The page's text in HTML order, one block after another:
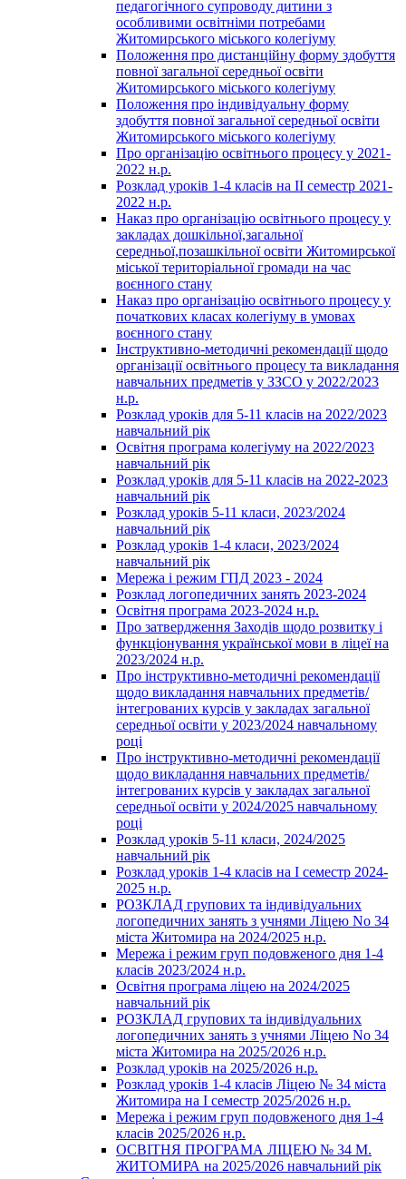
педагогічного супроводу дитини з
особливими освітніми потребами
Житомирського міського колегіуму
Положення про дистанційну форму здобуття
повної загальної середньої освіти
Житомирського міського колегіуму
Положення про індивідуальну форму
здобуття повної загальної середньої освіти
Житомирського міського колегіуму
Про організацію освітнього процесу у 2021-
2022 н.р.
Розклад уроків 1-4 класів на ІІ семестр 2021-
2022 н.р.
Наказ про організацію освітнього процесу у
закладах дошкільної,загальної
середньої,позашкільної освіти Житомирської
міської територіальної громади на час
воєнного стану
Наказ про організацію освітнього процесу у
початкових класах колегіуму в умовах
воєнного стану
Інструктивно-методичні рекомендації щодо
організації освітнього процесу та викладання
навчальних предметів у ЗЗСО у 2022/2023
н.р.
Розклад уроків для 5-11 класів на 2022/2023
навчальний рік
Освітня програма колегіуму на 2022/2023
навчальний рік
Розклад уроків для 5-11 класів на 2022-2023
навчальний рік
Розклад уроків 5-11 класи, 2023/2024
навчальний рік
Розклад уроків 1-4 класи, 2023/2024
навчальний рік
Мережа і режим ГПД 2023 - 2024
Розклад логопедичних занять 2023-2024
Освітня програма 2023-2024 н.р.
Про затвердження Заходів щодо розвитку і
функціонування української мови в ліцеї на
2023/2024 н.р.
Про інструктивно-методичні рекомендації
щодо викладання навчальних предметів/
інтегрованих курсів у закладах загальної
середньої освіти у 2023/2024 навчальному
році
Про інструктивно-методичні рекомендації
щодо викладання навчальних предметів/
інтегрованих курсів у закладах загальної
середньої освіти у 2024/2025 навчальному
році
Розклад уроків 5-11 класи, 2024/2025
навчальний рік
Розклад уроків 1-4 класів на І семестр 2024-
2025 н.р.
РОЗКЛАД групових та індивідуальних
логопедичних занять з учнями Ліцею No 34
міста Житомира на 2024/2025 н.р.
Мережа і режим груп подовженого дня 1-4
класів 2023/2024 н.р.
Освітня програма ліцею на 2024/2025
навчальний рік
РОЗКЛАД групових та індивідуальних
логопедичних занять з учнями Ліцею No 34
міста Житомира на 2025/2026 н.р.
Розклад уроків на 2025/2026 н.р.
Розклад уроків 1-4 класів Ліцею № 34 міста
Житомира на І семестр 2025/2026 н.р.
Мережа і режим груп подовженого дня 1-4
класів 2025/2026 н.р.
ОСВІТНЯ ПРОГРАМА ЛІЦЕЮ № 34 М.
ЖИТОМИРА на 2025/2026 навчальний рік